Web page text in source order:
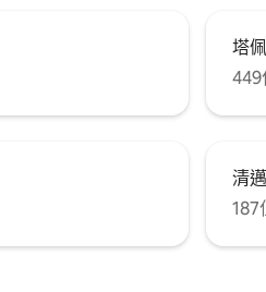
塔
449
清
187